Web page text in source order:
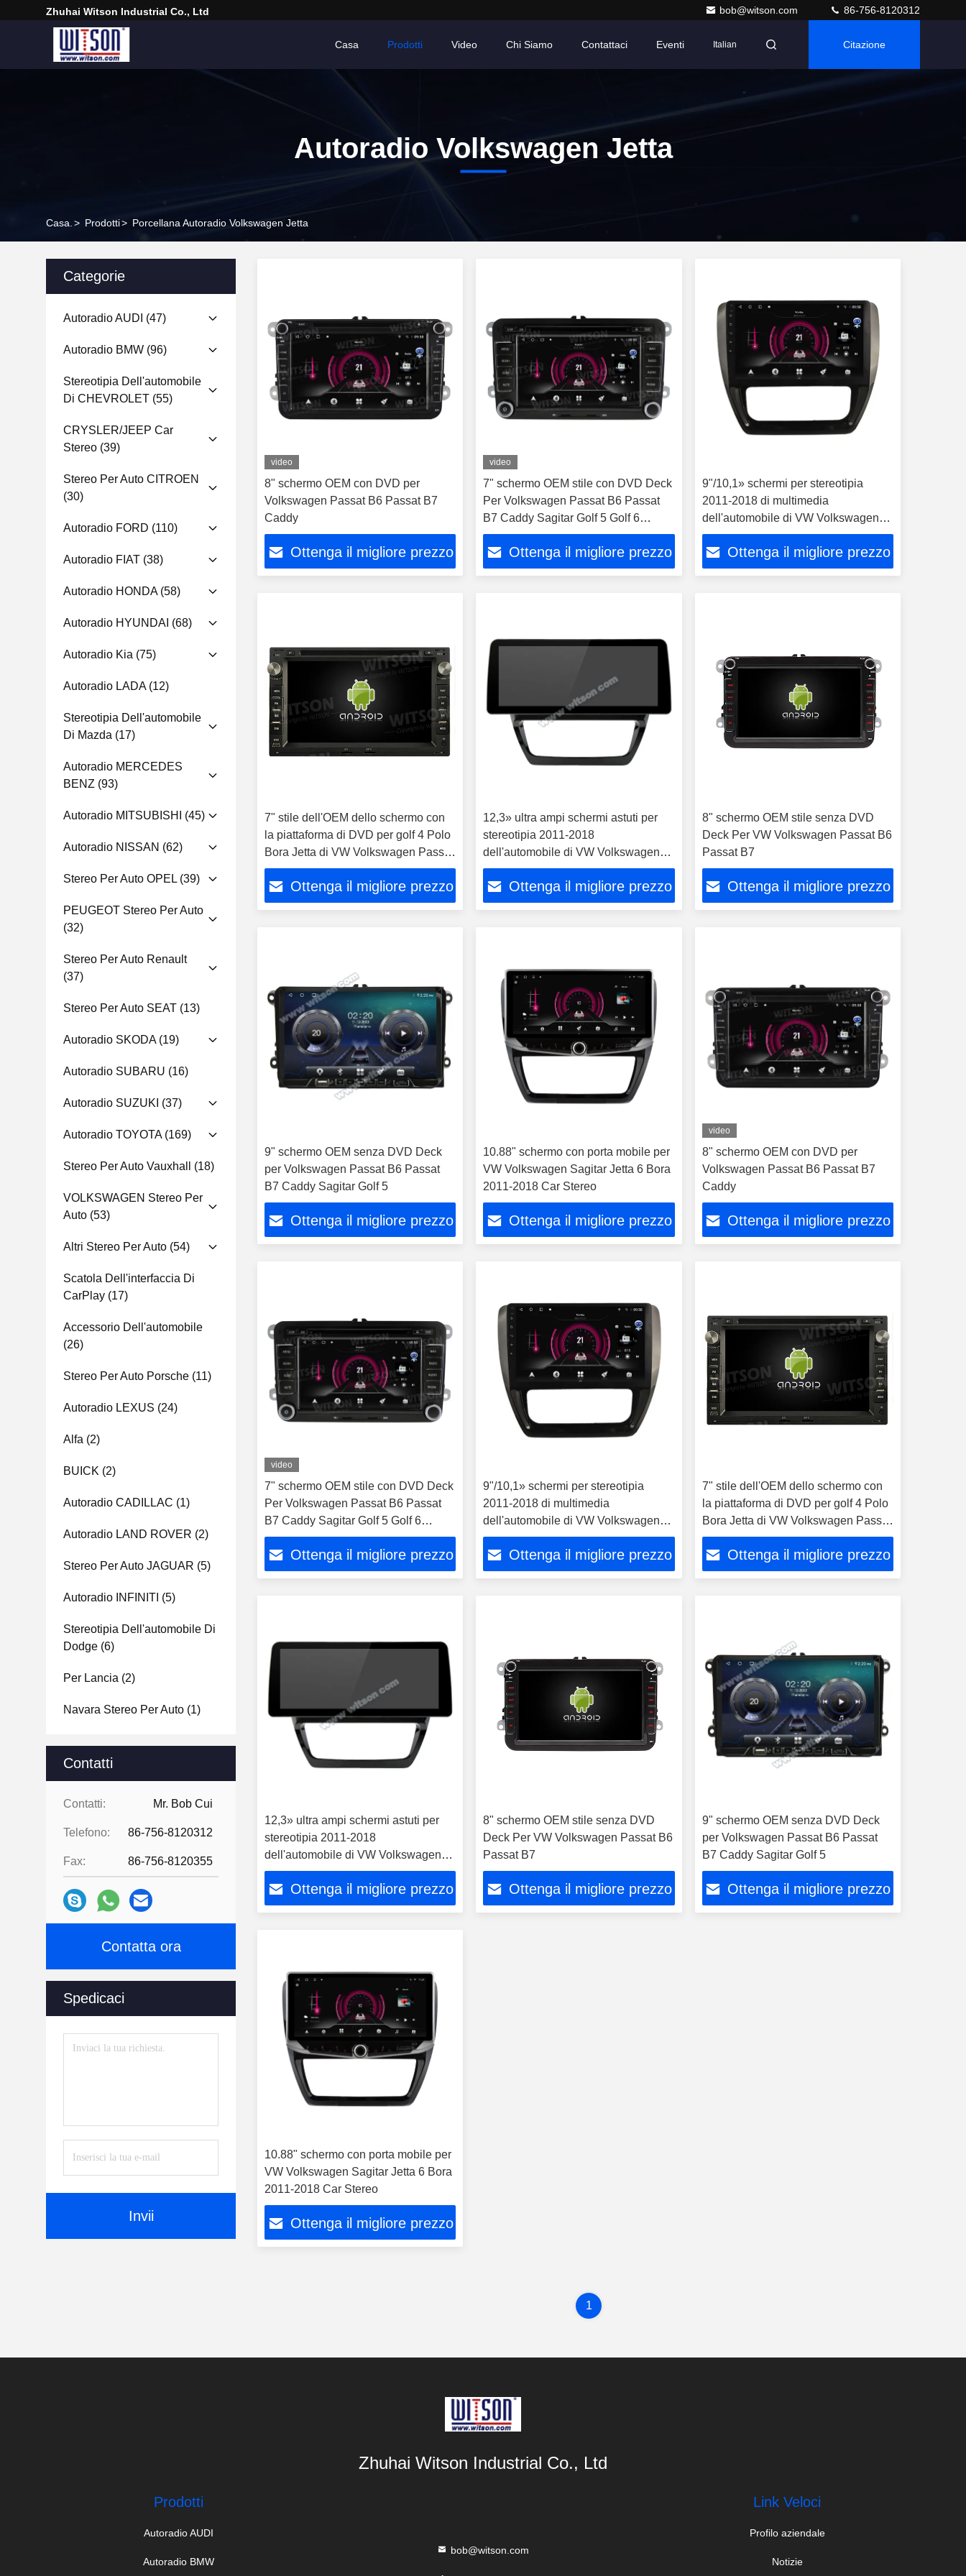
Zhuhai Witson Industrial Co., Ltd bob@witson.com 86-756-8120312
Casa Prodotti Video Chi Siamo Contattaci Eventi Italian Citazione
Autoradio Volkswagen Jetta
Casa. > Prodotti> Porcellana Autoradio Volkswagen Jetta
Categorie
Autoradio AUDI (47)
Autoradio BMW (96)
Stereotipia Dell'automobile
Di CHEVROLET (55)
CRYSLER/JEEP Car
Stereo (39)
Stereo Per Auto CITROEN
(30)
Autoradio FORD (110)
Autoradio FIAT (38)
Autoradio HONDA(58)
Autoradio HYUNDAI (68)
Autoradio Kia (75)
Autoradio LADA(12)
Stereotipia Dell'automobile
Di Mazda (17)
Autoradio MERCEDES
BENZ (93)
Autoradio MITSUBISHI (45)
Autoradio NISSAN (62)
Stereo Per Auto OPEL (39)
PEUGEOT Stereo Per Auto
(32)
Stereo Per Auto Renault
(37)
Stereo Per Auto SEAT (13)
Autoradio SKODA(19)
Autoradio SUBARU (16)
Autoradio SUZUKI (37)
Autoradio TOYOTA(169)
Stereo Per Auto Vauxhall (18)
VOLKSWAGEN Stereo Per
Auto (53)
Altri Stereo Per Auto (54)
Scatola Dell'interfaccia Di
CarPlay (17)
Accessorio Dell'automobile
(26)
Stereo Per Auto Porsche (11)
Autoradio LEXUS (24)
Alfa (2)
BUICK (2)
Autoradio CADILLAC (1)
Autoradio LAND ROVER (2)
Stereo Per Auto JAGUAR (5)
Autoradio INFINITI (5)
Stereotipia Dell'automobile Di
Dodge (6)
Per Lancia (2)
Navara Stereo Per Auto (1)
Contatti
Contatti: Mr. Bob Cui
Telefono: 86-756-8120312
Fax: 86-756-8120355
Contatta ora
Spedicaci
Invii
video
8" schermo OEM con DVD per
Volkswagen Passat B6 Passat B7
Caddy
Ottenga il migliore prezzo
video
7" schermo OEM stile con DVD Deck
Per Volkswagen Passat B6 Passat
B7 Caddy Sagitar Golf 5 Golf 6
Tiguan Touran Jetta
Ottenga il migliore prezzo
9"/10,1» schermi per stereotipia
2011-2018 di multimedia
dell'automobile di VW Volkswagen
Sagitar Jetta 6 Bora
Ottenga il migliore prezzo
7" stile dell'OEM dello schermo con
la piattaforma di DVD per golf 4 Polo
Bora Jetta di VW Volkswagen Passat
B5
Ottenga il migliore prezzo
12,3» ultra ampi schermi astuti per
stereotipia 2011-2018
dell'automobile di VW Volkswagen
Sagitar Jetta 6 Bora
Ottenga il migliore prezzo
8" schermo OEM stile senza DVD
Deck Per VW Volkswagen Passat B6
Passat B7
Ottenga il migliore prezzo
9" schermo OEM senza DVD Deck
per Volkswagen Passat B6 Passat
B7 Caddy Sagitar Golf 5
Ottenga il migliore prezzo
10.88" schermo con porta mobile per
VW Volkswagen Sagitar Jetta 6 Bora
2011-2018 Car Stereo
Ottenga il migliore prezzo
video
8" schermo OEM con DVD per
Volkswagen Passat B6 Passat B7
Caddy
Ottenga il migliore prezzo
video
7" schermo OEM stile con DVD Deck
Per Volkswagen Passat B6 Passat
B7 Caddy Sagitar Golf 5 Golf 6
Tiguan Touran Jetta
Ottenga il migliore prezzo
9"/10,1» schermi per stereotipia
2011-2018 di multimedia
dell'automobile di VW Volkswagen
Sagitar Jetta 6 Bora
Ottenga il migliore prezzo
7" stile dell'OEM dello schermo con
la piattaforma di DVD per golf 4 Polo
Bora Jetta di VW Volkswagen Passat
B5
Ottenga il migliore prezzo
12,3» ultra ampi schermi astuti per
stereotipia 2011-2018
dell'automobile di VW Volkswagen
Sagitar Jetta 6 Bora
Ottenga il migliore prezzo
8" schermo OEM stile senza DVD
Deck Per VW Volkswagen Passat B6
Passat B7
Ottenga il migliore prezzo
9" schermo OEM senza DVD Deck
per Volkswagen Passat B6 Passat
B7 Caddy Sagitar Golf 5
Ottenga il migliore prezzo
10.88" schermo con porta mobile per
VW Volkswagen Sagitar Jetta 6 Bora
2011-2018 Car Stereo
Ottenga il migliore prezzo
1
Zhuhai Witson Industrial Co., Ltd
Prodotti
Autoradio AUDI
Autoradio BMW
bob@witson.com
Link Veloci
Profilo aziendale
Notizie